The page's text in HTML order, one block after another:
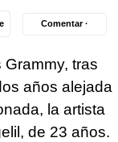
Comentar ·
tras
años alejada
la artista
de 23 años.